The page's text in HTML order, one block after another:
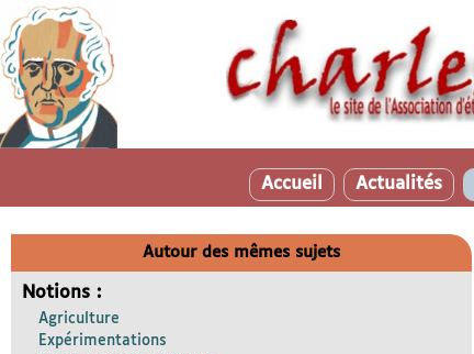
Accueil Actualités
Autour des mêmes sujets
Notions :
Agriculture
Expérimentations